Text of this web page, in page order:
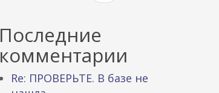
Последние
комментарии
Re: ПРОВЕРЬТЕ. В базе не